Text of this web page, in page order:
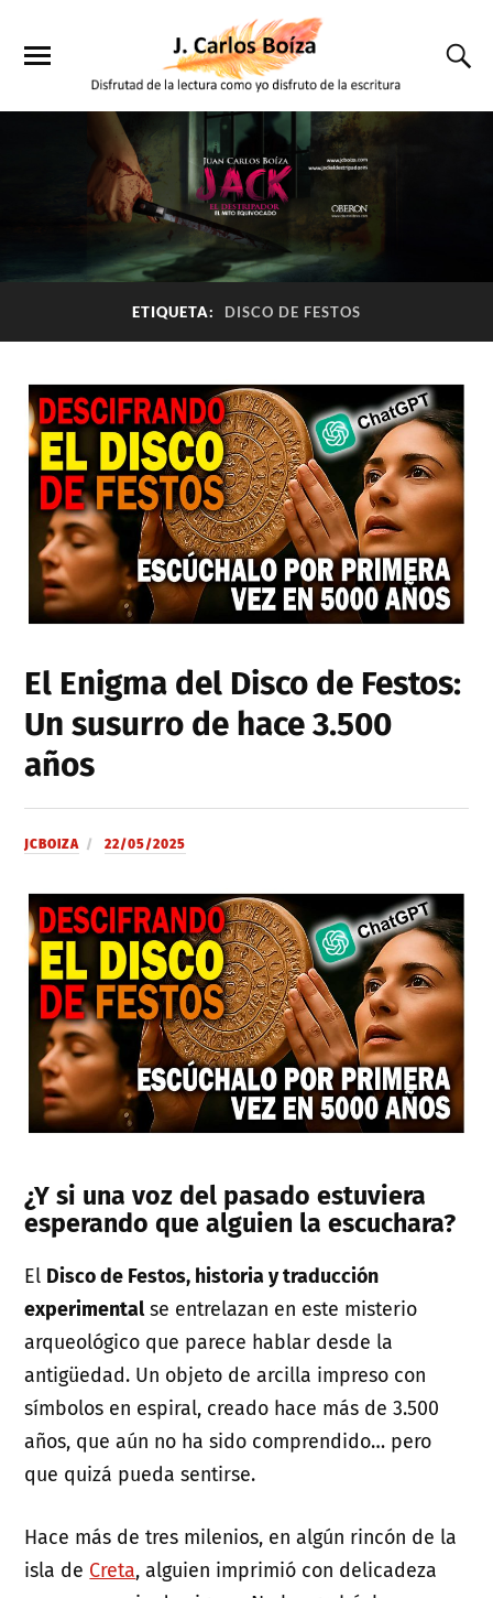
ETIQUETA: DISCO DE FESTOS
El Enigma del Disco de Festos:
Un susurro de hace 3.500
años
JCBOIZA 22/05/2025
¿Y si una voz del pasado estuviera
esperando que alguien la escuchara?
El Disco de Festos, historia y traducción
experimentalse entrelazan en este misterio
arqueológico que parece hablar desde la
antigüedad. Un objeto de arcilla impreso con
símbolos en espiral, creado hace más de 3.500
años, que aún no ha sido comprendido… pero
que quizá pueda sentirse.
Hace más de tres milenios, en algún rincón de la
isla de Creta, alguien imprimió con delicadeza